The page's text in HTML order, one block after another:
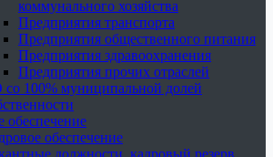
коммунального хозяйства
Предприятия транспорта
Предприятия общественного питания
Предприятия здравоохранения
Предприятия прочих отраслей
100% муниципальной долей
обеспечение
обеспечение
должности, кадровый резерв,